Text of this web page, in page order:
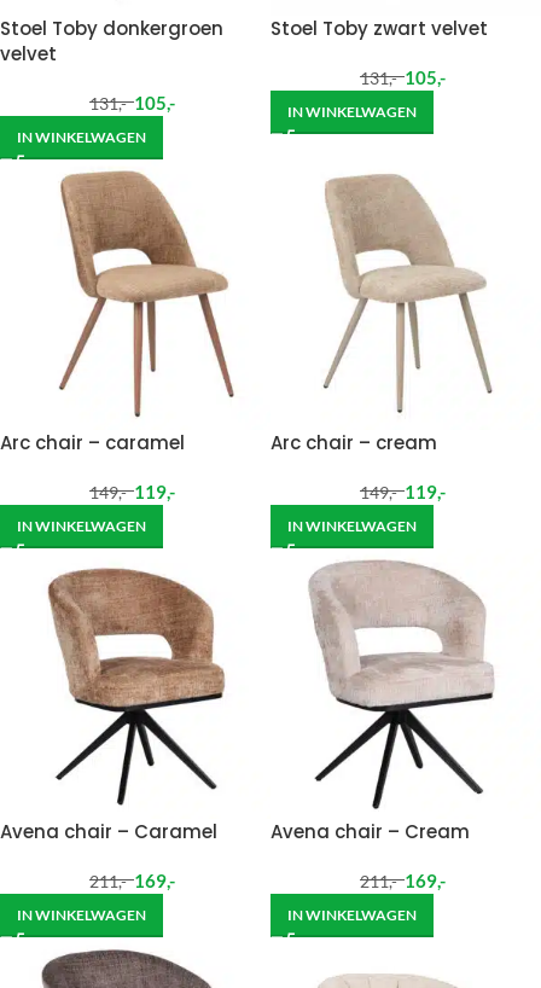
Stoel Toby donkergroen
velvet
131,- 105,-
IN WINKELWAGEN
Stoel Toby zwart velvet
131,- 105,-
IN WINKELWAGEN
Arc chair – caramel
149,- 119,-
IN WINKELWAGEN
Arc chair – cream
149,- 119,-
IN WINKELWAGEN
Avena chair – Caramel
211,- 169,-
IN WINKELWAGEN
Avena chair – Cream
211,- 169,-
IN WINKELWAGEN